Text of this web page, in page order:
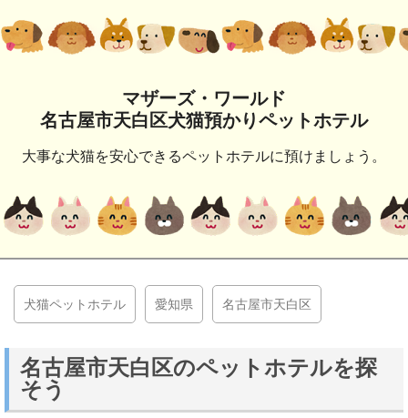
マザーズ・ワールド
名古屋市天白区犬猫預かりペットホテル
大事な犬猫を安心できるペットホテルに預けましょう。
犬猫ペットホテル 愛知県 名古屋市天白区
名古屋市天白区のペットホテルを探
そう